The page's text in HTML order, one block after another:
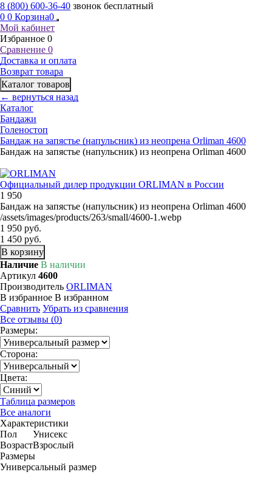
8 (800) 600-36-40 звонок бесплатный
0 0 Корзина0
Мой кабинет
Избранное 0
Сравнение 0
Доставка и оплата
Возврат товара
Каталог товаров
← вернуться назад
Каталог
Бандажи
Голеностоп
Бандаж на запястье (напульсник) из неопрена Orliman 4600
Бандаж на запястье (напульсник) из неопрена Orliman 4600
Официальный дилер продукции ORLIMAN в России
1 950
Бандаж на запястье (напульсник) из неопрена Orliman 4600
/assets/images/products/263/small/4600-1.webp
1 950 руб.
1 450 руб.
В корзину
Наличие В наличии
Артикул 4600
Производитель ORLIMAN
В избранное В избранном
Сравнить Убрать из сравнения
Все отзывы (0)
Размеры:
Сторона:
Цвета:
Таблица размеров
Все аналоги
Характеристики
Пол
Унисекс
ВозрастВзрослый
Размеры
Универсальный размер